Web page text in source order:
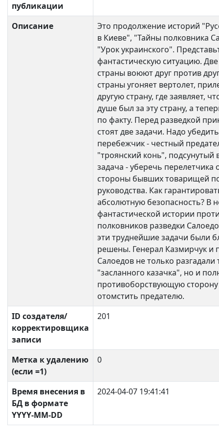
публикации
Описание
Это продолжение историй
в Киеве", "Тайны полковника
"Урок украинского".
фантастическую ситуацию.
страны воюют друг против
страны угоняет вертолет,
другую страну, где заявляет,
душе был за эту страну, а
по факту. Перед разведкой
стоят две задачи. Надо
перебежчик - честный
"троянский конь", подсунутый
задача - уберечь перелетчика
стороны бывших товарищей
руководства. Как
абсолютную безопасность? В
фантастической истории
полковников разведки
эти труднейшие задачи были
решены. Генерал Казмирчук и
Салоедов не только разгадали
"засланного казачка", но и
противоборствующую
отомстить предателю.
ID создателя/
корректировщика
записи
201
Метка к удалению
(если =1)
0
Время внесения в
БД в формате
YYYY-MM-DD
2024-04-07 19:41:41